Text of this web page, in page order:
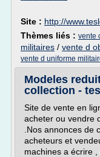
Site : http://
Thèmes liés : vente
militaires / vente d
vente d uniforme
Modeles
collection -
Site de vente en
acheter ou vendre
.Nos annonces de
acheteurs et
machines a écrire ,